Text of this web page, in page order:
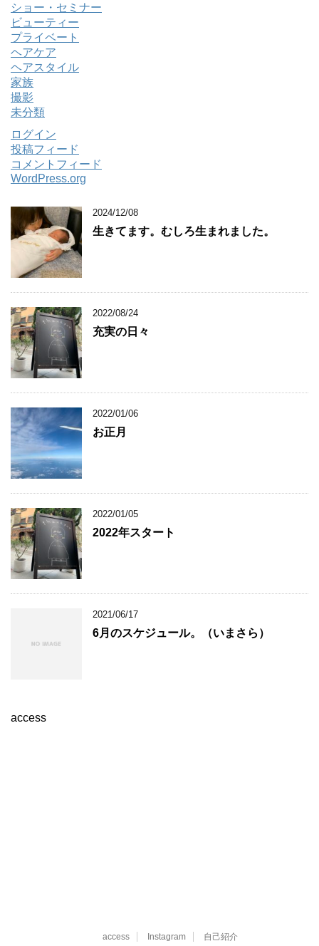
ショー・セミナー
ビューティー
プライベート
ヘアケア
ヘアスタイル
家族
撮影
未分類
ログイン
投稿フィード
コメントフィード
WordPress.org
2024/12/08
生きてます。むしろ生まれました。
2022/08/24
充実の日々
2022/01/06
お正月
2022/01/05
2022年スタート
2021/06/17
6月のスケジュール。（いまさら）
access
access Instagram 自己紹介